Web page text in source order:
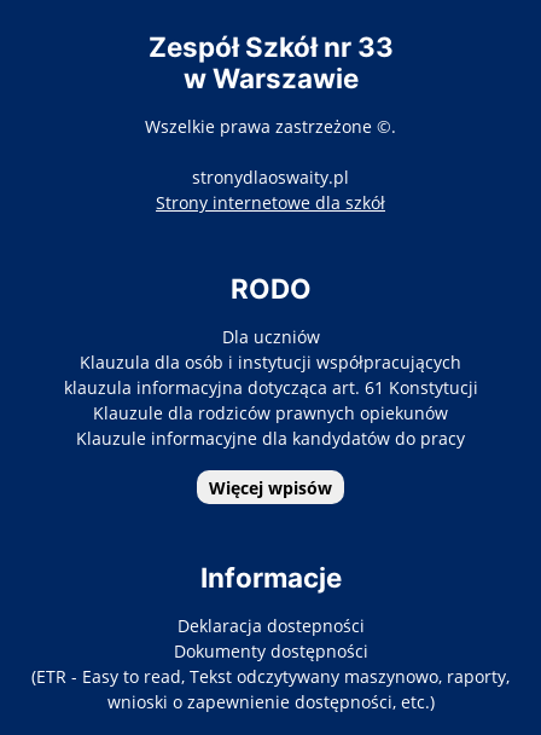
Zespół Szkół nr 33
w Warszawie
Wszelkie prawa zastrzeżone ©.
stronydlaoswaity.pl
Strony internetowe dla szkółotwiera się w
RODO
Dla uczniów
Klauzula dla osób i instytucji współpracujących
klauzula informacyjna dotycząca art. 61 Konstytucji
Klauzule dla rodziców prawnych opiekunów
Klauzule informacyjne dla kandydatów do pracy
Więcej wpisów
Informacje
Deklaracja dostepności
Dokumenty dostępności
(ETR - Easy to read, Tekst odczytywany maszynowo, raporty,
wnioski o zapewnienie dostępności, etc.)